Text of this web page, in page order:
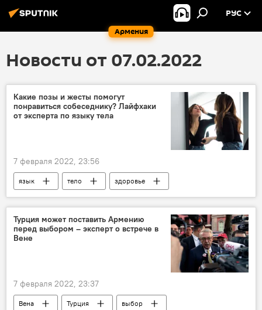
Армения
РУС
Новости от 07.02.2022
Какие позы и жесты помогут
понравиться собеседнику? Лайфхаки
от эксперта по языку тела
7 февраля 2022, 23:56
язык тело
здоровье
жизнь
эксперт
Турция может поставить Армению
перед выбором – эксперт о встрече в
Вене
7 февраля 2022, 23:37
Вена Турция
выбор